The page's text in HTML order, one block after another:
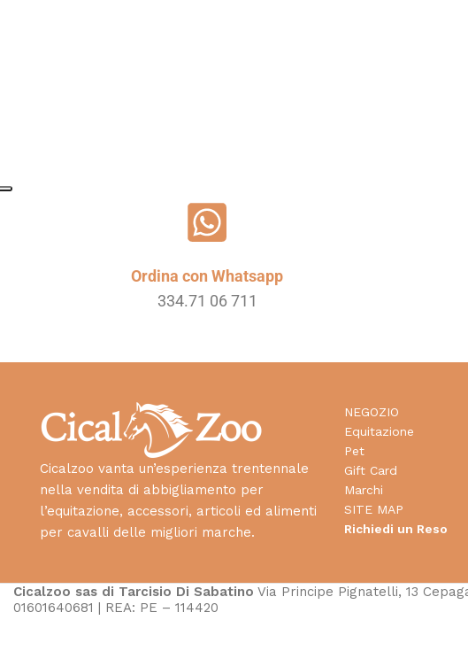
Ordina con Whatsapp
334.71 06 711
Cicalzoo vanta un’esperienza trentennale
nella vendita di abbigliamento per
l’equitazione, accessori, articoli ed alimenti
per cavalli delle migliori marche.
NEGOZIO
Equitazione
Pet
Gift Card
Marchi
SITE MAP
Richiedi un Reso
Cicalzoo sas di Tarcisio Di Sabatino Via Principe Pignatelli, 13
01601640681 | REA: PE – 114420